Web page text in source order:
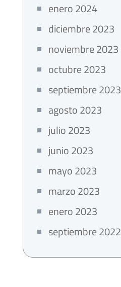
enero 2024
diciembre 2023
noviembre 2023
octubre 2023
septiembre 2023
agosto 2023
julio 2023
junio 2023
mayo 2023
marzo 2023
enero 2023
septiembre 2022